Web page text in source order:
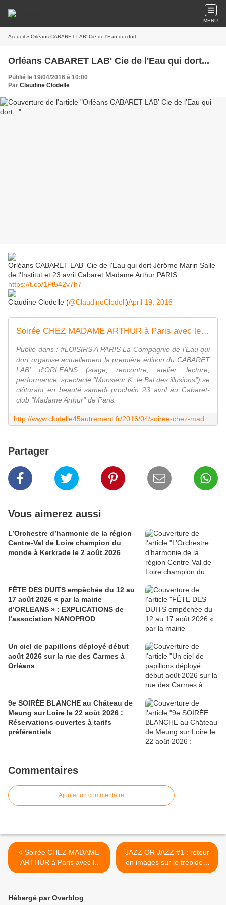
MENU
Accueil » Orléans CABARET LAB' Cie de l'Eau qui dort...
Orléans CABARET LAB' Cie de l'Eau qui dort...
Publié le 19/04/2016 à 10:00
Par Claudine Clodelle
Orléans CABARET LAB' Cie de l'Eau qui dort Jérôme Marin Salle
de l'Institut et 23 avril Cabaret Madame Arthur PARIS.
https://t.co/1Pt542v7h7
Claudine Clodelle (@ClaudineClodell)April 19, 2016
Soirée CHEZ MADAME ARTHUR à Paris avec le CABARET LAB' de la Cie l'Eau qui dort Samedi 23 avril 2016 - VIVRE AUTREMENT VOS LOISIRS avec Clodelle
Publié dans : #LOISIRS A PARIS La Compagnie de l'Eau qui
dort organise actuellement la première édition du CABARET
LAB' d'ORLEANS (stage, rencontre, atelier, lecture,
performance, spectacle "Monsieur K. le Bal des illusions") se
clôturant en beauté samedi prochain 23 avril au Cabaret-
club "Madame Arthur" de Paris.
Partager
Vous aimerez aussi
L’Orchestre d’harmonie de la région
Centre-Val de Loire champion du
monde à Kerkrade le 2 août 2026
FÊTE DES DUITS empêchée du 12 au
17 août 2026 « par la mairie
d’ORLEANS » : EXPLICATIONS de
l’association NANOPROD
Un ciel de papillons déployé début
août 2026 sur la rue des Carmes à
Orléans
9e SOIRÉE BLANCHE au Château de
Meung sur Loire le 22 août 2026 :
Réservations ouvertes à tarifs
préférentiels
Commentaires
Ajouter un commentaire
< Soirée CHEZ MADAME
ARTHUR à Paris avec le
CABARET LAB' de la Cie
JAZZ OR JAZZ #1 : retour
en images sur le trépident
BAL SWING dans le hall du
Hébergé par Overblog